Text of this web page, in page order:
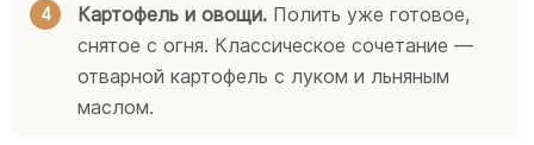
Картофель и овощи. Полить уже готовое,
снятое с огня. Классическое сочетание —
отварной картофель с луком и льняным
маслом.